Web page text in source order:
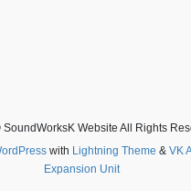
Website All Rights
with Lightning Theme & VK
Expansion Unit